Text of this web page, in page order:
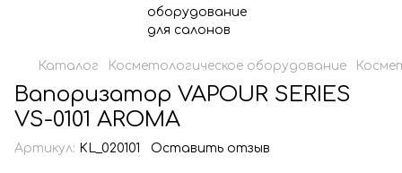
Каталог Косметологическое оборудование
Вапоризатор VAPOUR SERIES
VS-0101 AROMA
Артикул: KL_020101 Оставить отзыв